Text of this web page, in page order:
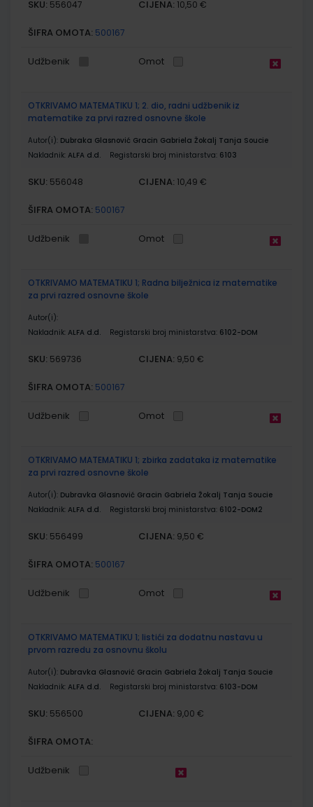
SKU: 556047 CIJENA: 10,50 €
ŠIFRA OMOTA: 500167
Udžbenik Omot
OTKRIVAMO MATEMATIKU 1; 2. dio, radni udžbenik iz
matematike za prvi razred osnovne škole
Autor(i): Dubraka Glasnović Gracin Gabriela Žokalj Tanja Soucie
Nakladnik: ALFA d.d. Registarski broj ministarstva: 6103
SKU: 556048 CIJENA: 10,49 €
ŠIFRA OMOTA: 500167
Udžbenik Omot
OTKRIVAMO MATEMATIKU 1; Radna bilježnica iz matematike
za prvi razred osnovne škole
Autor(i):
Nakladnik: ALFA d.d. Registarski broj ministarstva: 6102-DOM
SKU: 569736 CIJENA: 9,50 €
ŠIFRA OMOTA: 500167
Udžbenik Omot
OTKRIVAMO MATEMATIKU 1; zbirka zadataka iz matematike
za prvi razred osnovne škole
Autor(i): Dubravka Glasnović Gracin Gabriela Žokalj Tanja Soucie
Nakladnik: ALFA d.d. Registarski broj ministarstva: 6102-DOM2
SKU: 556499 CIJENA: 9,50 €
ŠIFRA OMOTA: 500167
Udžbenik Omot
OTKRIVAMO MATEMATIKU 1; listići za dodatnu nastavu u
prvom razredu za osnovnu školu
Autor(i): Dubravka Glasnović Gracin Gabriela Žokalj Tanja Soucie
Nakladnik: ALFA d.d. Registarski broj ministarstva: 6103-DOM
SKU: 556500 CIJENA: 9,00 €
ŠIFRA OMOTA:
Udžbenik